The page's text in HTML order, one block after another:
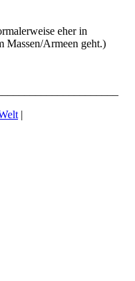
eher in
Massen/Armeen geht.)
|